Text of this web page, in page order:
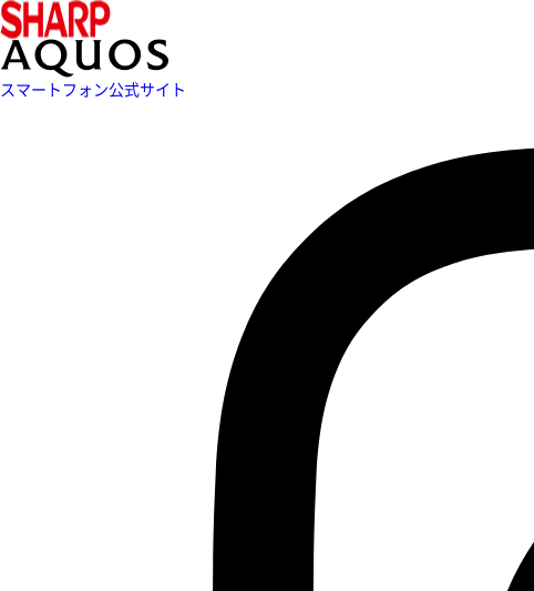
スマートフォン公式サイト